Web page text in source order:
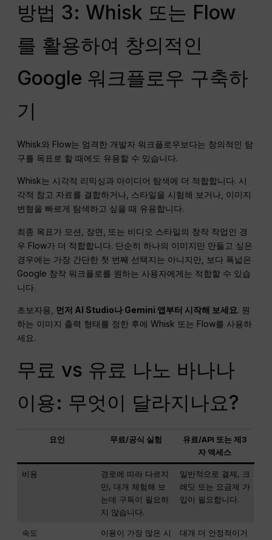
방법 3: Whisk 또는 Flow
를 활용하여 창의적인
Google 워크플로우 구축하
기
Whisk와 Flow는 엄격한 개발자 워크플로우보다는 창의적인 탐
구를 목표로 할 때에도 유용할 수 있습니다.
Whisk는 시각적 리믹싱과 아이디어 탐색에 더 적합합니다. 시
각적 참고 자료를 결합하거나, 스타일을 시험해 보거나, 이미지
변형을 빠르게 탐색하고 싶을 때 유용합니다.
최종 목표가 모션, 장면, 또는 비디오 스타일의 창작 작업인 경
우 Flow가 더 적합합니다. 단순히 하나의 이미지만 만들고 싶은
경우에는 가장 간단한 첫 번째 선택지는 아니지만, 보다 폭넓은
Google 창작 워크플로를 원하는 사용자에게는 적합할 수 있습
니다.
초보자용, 먼저 AI Studio나 Gemini 앱부터 시작해 보세요. 원
하는 이미지 출력 형태를 정한 후에 Whisk 또는 Flow를 사용하
세요.
무료 vs 유료 나노 바나나
이용: 무엇이 달라지나요?
요인 무료/공식 실험
유료/API 또는 제3
자 액세스
비용
경로에 따라 다르지
만, 대개 체험해 보
는데 구독이 필요하
지 않습니다.
일반적으로 결제, 크
레딧 또는 요금제 가
입이 필요합니다.
속도
이용이 가장 많은 시
대개 더 안정적이거